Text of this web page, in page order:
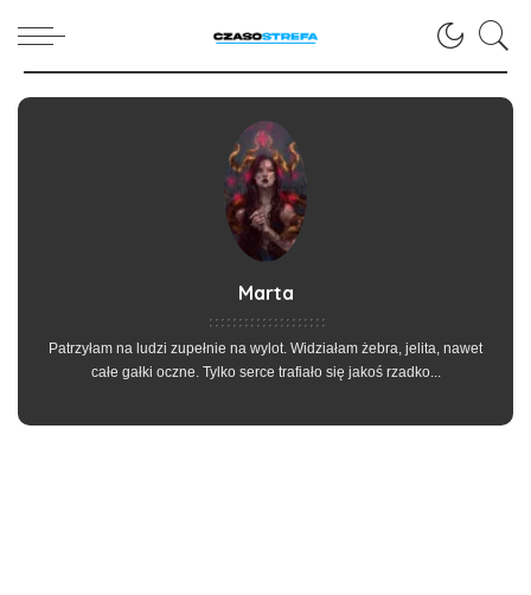
Marta
Patrzyłam na ludzi zupełnie na wylot. Widziałam żebra, jelita, nawet
całe gałki oczne. Tylko serce trafiało się jakoś rzadko...